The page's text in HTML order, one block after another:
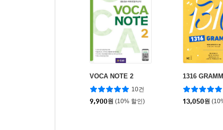
VOCA NOTE 2
10건
9,900원 (10% 할인)
1316
13,050원